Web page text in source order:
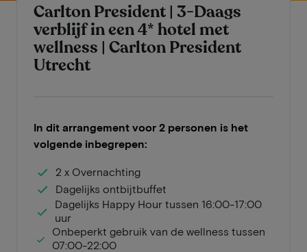
Carlton President | 3-Daags
verblijf in een 4* hotel met
wellness | Carlton President
Utrecht
In dit arrangement voor 2 personen is het
volgende inbegrepen:
2 x Overnachting
Dagelijks ontbijtbuffet
Dagelijks Happy Hour tussen 16:00-17:00
uur
Onbeperkt gebruik van de wellness tussen
07:00-22:00